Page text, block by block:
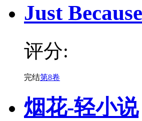
Just
评分:
完结第8卷
烟花-轻小说